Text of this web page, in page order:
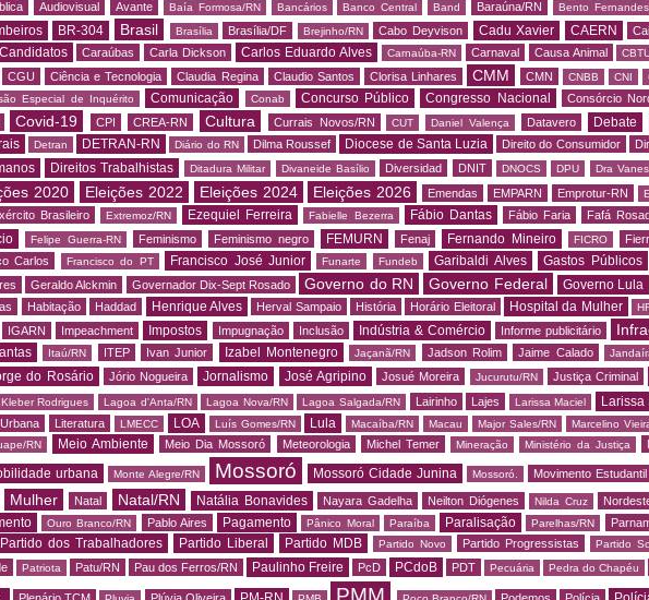
Audiovisual Avante Baía Formosa/RN Bancários Banco Central Band Baraúna/RN Bento
BR-304 Brasil Brasília Brasília/DF Brejinho/RN Cabo Deyvison Cadu Xavier CAERN
Candidatos Caraúbas Carla Dickson Carlos Eduardo Alves Carnaúba-RN Carnaval Causa Animal
CGU Ciência e Tecnologia Claudia Regina Claudio Santos Clorisa Linhares CMM CMN CNBB CNI
Especial de Inquérito Comunicação Conab Concurso Público Congresso Nacional Consórcio
Covid-19 CPI CREA-RN Cultura Currais Novos/RN CUT Daniel Valença Datavero Debate
Detran DETRAN-RN Diário do RN Dilma Roussef Diocese de Santa Luzia Direito do Consumidor
Direitos Trabalhistas Ditadura Militar Divaneide Basílio Diversidad DNIT DNOCS DPU Dra
2020 Eleições 2022 Eleições 2024 Eleições 2026 Emendas EMPARN Emprotur-RN
Brasileiro Extremoz/RN Ezequiel Ferreira Fabielle Bezerra Fábio Dantas Fábio Faria Fafá
Felipe Guerra-RN Feminismo Feminismo negro FEMURN Fenaj Fernando Mineiro FICRO
Carlos Francisco do PT Francisco José Junior Funarte Fundeb Garibaldi Alves Gastos Públicos
Geraldo Alckmin Governador Dix-Sept Rosado Governo do RN Governo Federal Governo Lula
Habitação Haddad Henrique Alves Herval Sampaio História Horário Eleitoral Hospital da Mulher
IGARN Impeachment Impostos Impugnação Inclusão Indústria & Comércio Informe publicitário
Itaú/RN ITEP Ivan Junior Izabel Montenegro Jaçanã/RN Jadson Rolim Jaime Calado
do Rosário Jório Nogueira Jornalismo José Agripino Josué Moreira Jucurutu/RN Justiça Criminal
Kleber Rodrigues Lagoa d'Anta/RN Lagoa Nova/RN Lagoa Salgada/RN Lairinho Lajes Larissa Maciel Larissa
Literatura LMECC LOA Luís Gomes/RN Lula Macaíba/RN Macau Major Sales/RN Marcelino
RN Meio Ambiente Meio Dia Mossoró Meteorologia Michel Temer Mineração Ministério da Justiça
urbana Monte Alegre/RN Mossoró Mossoró Cidade Junina Mossoró. Movimento Estudantil
Mulher Natal Natal/RN Natália Bonavides Nayara Gadelha Neilton Diógenes Nilda Cruz
Ouro Branco/RN Pablo Aires Pagamento Pânico Moral Paraíba Paralisação Parelhas/RN
Partido dos Trabalhadores Partido Liberal Partido MDB Partido Novo Partido Progressistas Partido
Patriota Patu/RN Pau dos Ferros/RN Paulinho Freire PcD PCdoB PDT Pecuária Pedra do Chapéu
PMM